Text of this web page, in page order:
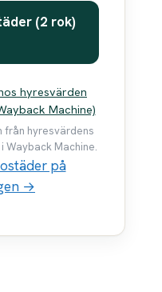
(2 rok)
hyresvärden
Machine)
från hyresvärdens
Wayback Machine.
på
→